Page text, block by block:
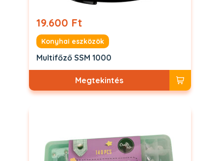
19.600 Ft
Konyhai eszközök
Multifőző SSM 1000
Megtekintés